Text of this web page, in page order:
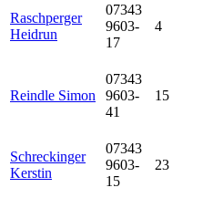
Raschperger
Heidrun
07343
9603-
17
4
Reindle Simon
07343
9603-
41
15
Schreckinger
Kerstin
07343
9603-
15
23